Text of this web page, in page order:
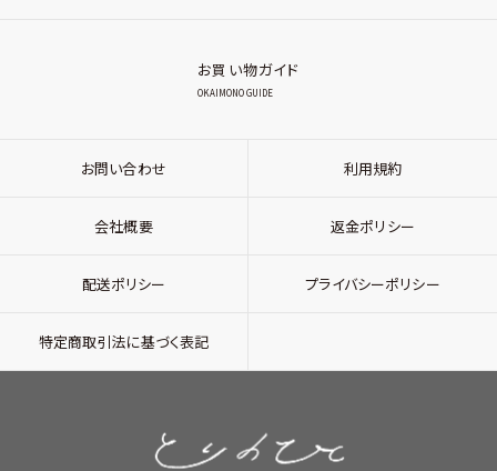
お買い物ガイド
OKAIMONO GUIDE
お問い合わせ 利用規約
会社概要 返金ポリシー
配送ポリシー プライバシーポリシー
特定商取引法に基づく表記